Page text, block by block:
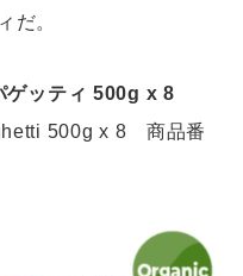
だ。
ゲッティ 500g x 8
500g x 8 商品番